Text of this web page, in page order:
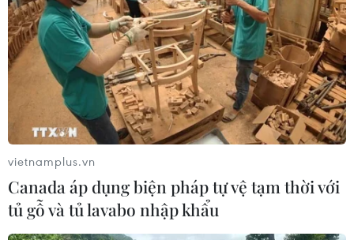
Giá dầu và giá vàng thế giới đồng loạt
giảm
06/06/2026 02:34
Thị trường đang phản ứng trước những tín hiệu cho thấy
các bên liên quan tại Trung Đông vẫn duy trì kênh đối
thoại, làm giảm khả năng xảy ra đối đầu quân sự quy
vietnamplus.vn
Canada áp dụng biện pháp tự vệ tạm thời với
tủ gỗ và tủ lavabo nhập khẩu